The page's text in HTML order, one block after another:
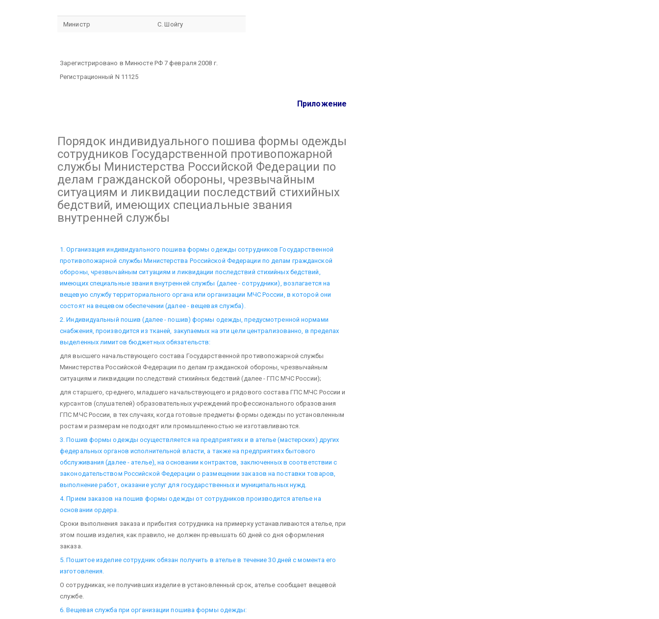
Министр С. Шойгу
Зарегистрировано в Минюсте РФ 7 февраля 2008 г.
Регистрационный N 11125
Приложение
Порядокиндивидуального пошива формы одежды
сотрудников Государственной противопожарной
службы Министерства Российской Федерации по
делам гражданской обороны, чрезвычайным
ситуациям и ликвидации последствий стихийных
бедствий, имеющих специальные звания
внутренней службы
1. Организация индивидуального пошива формы одежды сотрудников Государственной
противопожарной службы Министерства Российской Федерации по делам гражданской
обороны, чрезвычайным ситуациям и ликвидации последствий стихийных бедствий,
имеющих специальные звания внутренней службы (далее - сотрудники), возлагается на
вещевую службу территориального органа или организации МЧС России, в которой они
состоят на вещевом обеспечении (далее - вещевая служба).
2. Индивидуальный пошив (далее - пошив) формы одежды, предусмотренной нормами
снабжения, производится из тканей, закупаемых на эти цели централизованно, в пределах
выделенных лимитов бюджетных обязательств:
для высшего начальствующего состава Государственной противопожарной службы
Министерства Российской Федерации по делам гражданской обороны, чрезвычайным
ситуациям и ликвидации последствий стихийных бедствий (далее - ГПС МЧС России);
для старшего, среднего, младшего начальствующего и рядового состава ГПС МЧС России и
курсантов (слушателей) образовательных учреждений профессионального образования
ГПС МЧС России, в тех случаях, когда готовые предметы формы одежды по установленным
ростам и размерам не подходят или промышленностью не изготавливаются.
3. Пошив формы одежды осуществляется на предприятиях и в ателье (мастерских) других
федеральных органов исполнительной власти, а также на предприятиях бытового
обслуживания (далее - ателье), на основании контрактов, заключенных в соответствии с
законодательством Российской Федерации о размещении заказов на поставки товаров,
выполнение работ, оказание услуг для государственных и муниципальных нужд.
4. Прием заказов на пошив формы одежды от сотрудников производится ателье на
основании ордера.
Сроки выполнения заказа и прибытия сотрудника на примерку устанавливаются ателье, при
этом пошив изделия, как правило, не должен превышать 60 дней со дня оформления
заказа.
5. Пошитое изделие сотрудник обязан получить в ателье в течение 30 дней с момента его
изготовления.
О сотрудниках, не получивших изделие в установленный срок, ателье сообщает вещевой
службе.
6. Вещевая служба при организации пошива формы одежды: